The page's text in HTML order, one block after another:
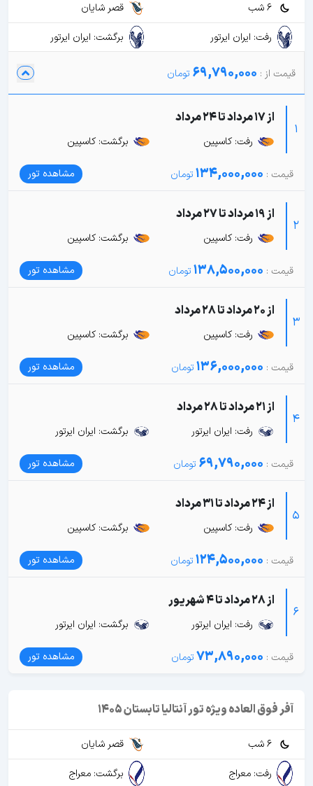
6 شب
قصر شایان
رفت: ایران ایرتور
برگشت: ایران ایرتور
69,790,000
1
از 17 مرداد تا 24 مرداد
رفت: کاسپین برگشت: کاسپین
134,000,000 مشاهده تور
2
از 19 مرداد تا 27 مرداد
رفت: کاسپین برگشت: کاسپین
138,500,000 مشاهده تور
3
از 20 مرداد تا 28 مرداد
رفت: کاسپین برگشت: کاسپین
136,000,000 مشاهده تور
4
از 21 مرداد تا 28 مرداد
رفت: ایران ایرتور برگشت: ایران ایرتور
69,790,000 مشاهده تور
5
از 24 مرداد تا 31 مرداد
رفت: کاسپین برگشت: کاسپین
124,500,000 مشاهده تور
6
از 28 مرداد تا 4 شهریور
رفت: ایران ایرتور برگشت: ایران ایرتور
73,890,000 مشاهده تور
آفر فوق العاده ویژه تور آنتالیا تابستان 1405
6 شب
قصر شایان
رفت: معراج
برگشت: معراج